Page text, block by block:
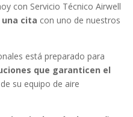
con Servicio Técnico Airwell
cita con uno de nuestros
está preparado para
que garanticen el
de su equipo de aire